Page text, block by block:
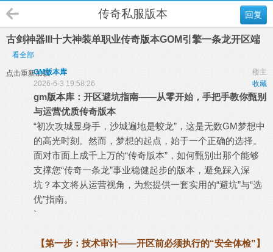
回复
传奇私服版本
古剑神器III十大神装单职业传奇版本GOM引擎一条龙开区端
看全部
点击重新加载 楼主
GM版本库
收藏
2026-6-3 19:58:26
gm版本库 ：开区避坑指南——从零开始，手把手教你甄别
与运营优质传奇版本
“初次攻城显身手，沙城遍地是蛟龙”，这是无数GM梦想中
的高光时刻。然而，梦想的起点，始于一个正确的选择。
面对市面上成千上万的“传奇版本”，如何甄别出那个能够
支撑您“传奇一条龙”事业稳健起步的版本，避免踩入深
坑？本文将从运营视角，为您提供一套实用的“避坑”与“选
优”指南。
`
【第一步：技术审计——开区前必须执行的“安全体检”】